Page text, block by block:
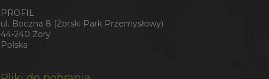
PROFIL
ul. Boczna 8 (Żorski Park Przemysłowy)
44-240 Żory
Polska